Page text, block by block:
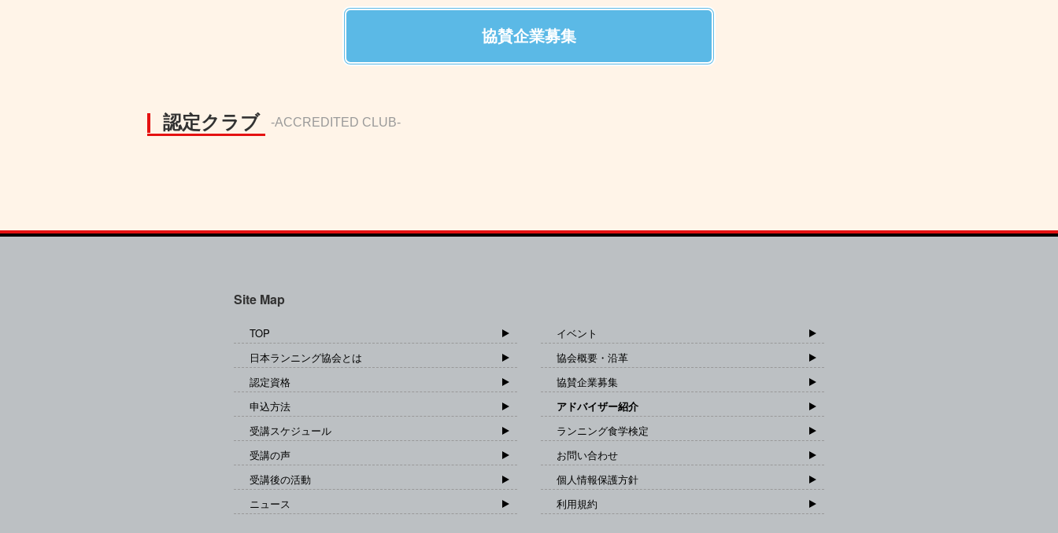
協賛企業募集
認定クラブ -ACCREDITED CLUB-
Site Map
TOP
日本ランニング協会とは
認定資格
申込方法
受講スケジュール
受講の声
受講後の活動
ニュース
イベント
協会概要・沿革
協賛企業募集
アドバイザー紹介
ランニング食学検定
お問い合わせ
個人情報保護方針
利用規約